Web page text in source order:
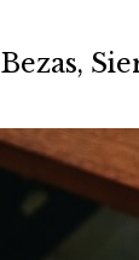
Bezas,